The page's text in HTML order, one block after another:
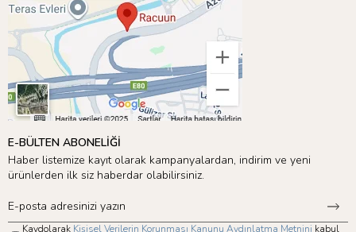
E-BÜLTEN ABONELİĞİ
Haber listemize kayıt olarak kampanyalardan, indirim ve yeni
ürünlerden ilk siz haberdar olabilirsiniz.
Kaydolarak Kişisel Verilerin Korunması Kanunu Aydınlatma Metnini kabul